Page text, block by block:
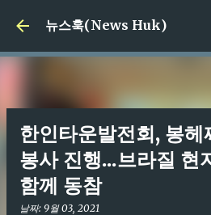
기본 콘텐츠로 건
뉴스훅(News Huk)
한인타운발전회, 봉
봉사 진행...브라질 현
함께 동참
날짜: 9월 03, 2021